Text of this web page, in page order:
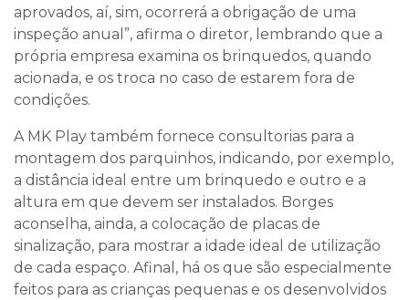
aprovados, aí, sim, ocorrerá a obrigação de uma
inspeção anual”, afirma o diretor, lembrando que a
própria empresa examina os brinquedos, quando
acionada, e os troca no caso de estarem fora de
condições.
A MK Play também fornece consultorias para a
montagem dos parquinhos, indicando, por exemplo,
a distância ideal entre um brinquedo e outro e a
altura em que devem ser instalados. Borges
aconselha, ainda, a colocação de placas de
sinalização, para mostrar a idade ideal de utilização
de cada espaço. Afinal, há os que são especialmente
feitos para as crianças pequenas e os desenvolvidos